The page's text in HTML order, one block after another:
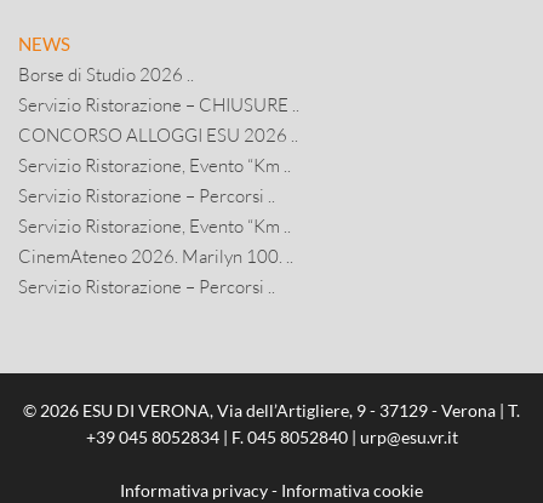
NEWS
Borse di Studio 2026 ..
Servizio Ristorazione – CHIUSURE ..
CONCORSO ALLOGGI ESU 2026 ..
Servizio Ristorazione, Evento “Km ..
Servizio Ristorazione – Percorsi ..
Servizio Ristorazione, Evento “Km ..
CinemAteneo 2026. Marilyn 100. ..
Servizio Ristorazione – Percorsi ..
© 2026 ESU DI VERONA, Via dell’Artigliere, 9 - 37129 - Verona | T.
+39 045 8052834| F. 045 8052840 | urp@esu.vr.it
Informativa privacy- Informativa cookie